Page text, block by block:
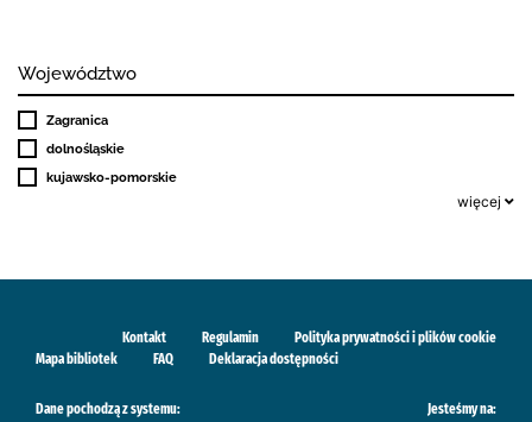
Województwo
Zagranica
dolnośląskie
kujawsko-pomorskie
więcej
Kontakt Regulamin
Polityka prywatności i plików cookie
Mapa bibliotek
FAQ Deklaracja dostępności
Dane pochodzą z systemu: Jesteśmy na: